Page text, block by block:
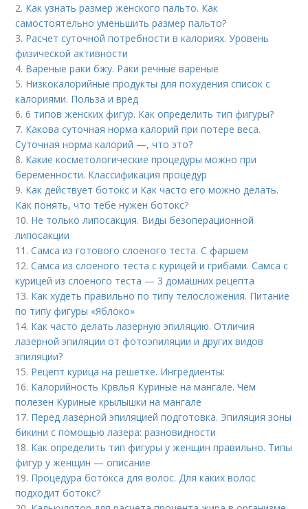
2. Как узнать размер женского пальто. Как
самостоятельно уменьшить размер пальто?
3. Расчет суточной потребности в калориях. Уровень
физической активности
4. Вареные раки бжу. Раки речные вареные
5. Низкокалорийные продукты для похудения список с
калориями. Польза и вред
6.6 типов женских фигур. Как определить тип фигуры?
7. Какова суточная норма калорий при потере веса.
Суточная норма калорий —, что это?
8. Какие косметологические процедуры можно при
беременности. Классификация процедур
9. Как действует ботокс и Как часто его можно делать.
Как понять, что тебе нужен ботокс?
10. Не только липосакция. Виды безоперационной
липосакции
11.Самса из готового слоеного теста. С фаршем
12.Самса из слоеного теста с курицей и грибами. Самса с
курицей из слоеного теста — 3 домашних рецепта
13. Как худеть правильно по типу телосложения. Питание
по типу фигуры «Яблоко»
14. Как часто делать лазерную эпиляцию. Отличия
лазерной эпиляции от фотоэпиляции и других видов
эпиляции?
15. Рецепт курица на решетке. Ингредиенты:
16. Калорийность Крвлья Куриные на мангале. Чем
полезен Куриные крылышки на мангале
17. Перед лазерной эпиляцией подготовка. Эпиляция зоны
бикини с помощью лазера: разновидности
18. Как определить тип фигуры у женщин правильно. Типы
фигур у женщин — описание
19. Процедура ботокса для волос. Для каких волос
подходит ботокс?